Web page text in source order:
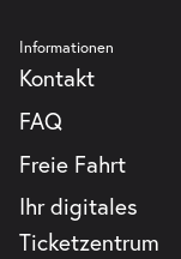
Informationen
Kontakt
FAQ
Freie Fahrt
Ihr digitales
Ticketzentrum